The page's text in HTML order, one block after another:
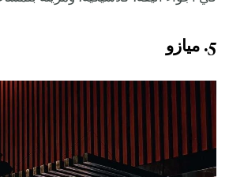
5. ميازو